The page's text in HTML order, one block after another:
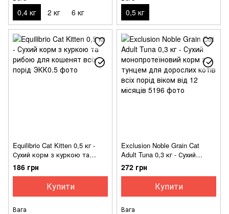
0,4 кг 2 кг 6 кг 0,5 кг
Equilibrio Cat Kitten 0,5 кг -
Сухий корм з куркою та
рибою для кошенят всіх
порід
186 грн
Купити
Вага
Exclusion Noble Grain Cat
Adult Tuna 0,3 кг - Сухий
монопротеїновий корм з
тунцем для дорослих котів
всіх порід віком від 12
272 грн
Купити
Вага